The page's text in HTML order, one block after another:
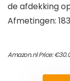
de afdekking
Afmetingen: 183
Amazon.nl Price:€